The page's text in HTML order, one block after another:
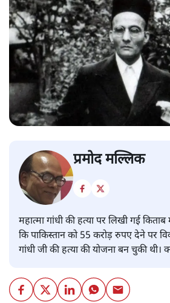
प्रमोद मल्लिक
महात्मा गांधी की हत्या पर लिखी गई
कि पाकिस्तान को 55 करोड़ रुपए देने पर
गांधी जी की हत्या की योजना बन चुकी थी।